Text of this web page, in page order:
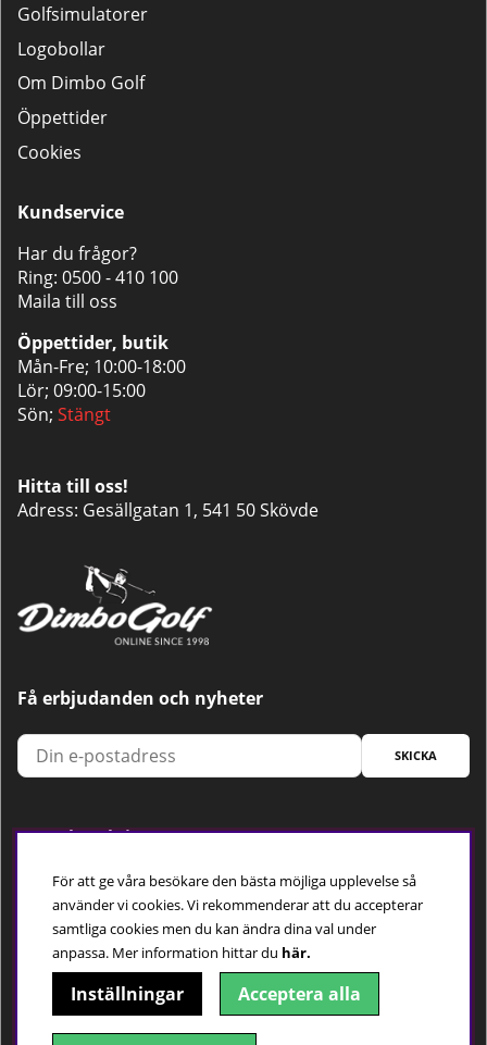
Golfsimulatorer
Logobollar
Om Dimbo Golf
Öppettider
Cookies
Kundservice
Har du frågor?
Ring: 0500 - 410 100
Maila till oss
Öppettider, butik
Mån-Fre; 10:00-18:00
Lör; 09:00-15:00
Sön; Stängt
Hitta till oss!
Adress: Gesällgatan 1, 541 50 Skövde
Få erbjudanden och nyheter
SKICKA
Trygg betalning
Följ oss
För att ge våra besökare den bästa möjliga upplevelse så
använder vi cookies. Vi rekommenderar att du accepterar
samtliga cookies men du kan ändra dina val under
anpassa. Mer information hittar du här.
Inställningar Acceptera alla